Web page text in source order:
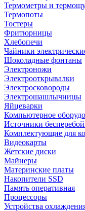
Термометры и
Термопоты
Тостеры
Фритюрницы
Хлебопечи
Чайники
Шоколадные фонтаны
Электроножи
Электрооткрывалки
Электросковороды
Электрошашлычницы
Яйцеварки
Компьютерное
Источники
Комплектующие для
Видеокарты
Жетские диски
Майнеры
Материнские платы
Накопители SSD
Память оперативная
Процессоры
Устройства